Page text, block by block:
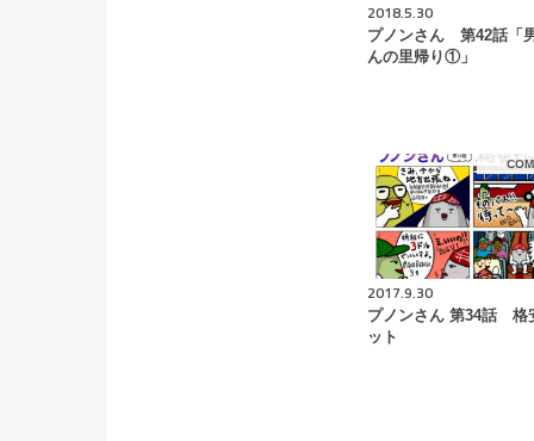
2018.5.30
プノンさん 第42話「
んの里帰り①」
2017.9.30
プノンさん 第34話 格
ット